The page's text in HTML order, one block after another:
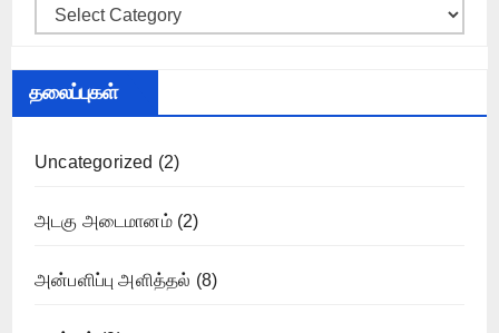
Categories
தலைப்புகள்
Uncategorized (2)
அடகு அடைமானம்(2)
அன்பளிப்பு அளித்தல் (8)